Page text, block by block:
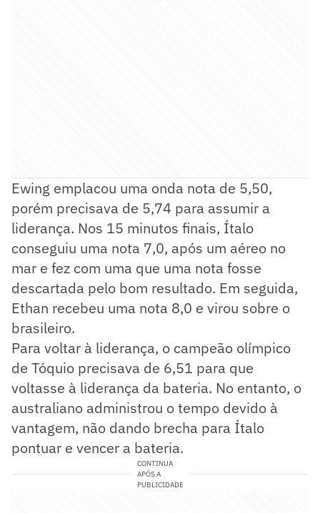
Ewing emplacou uma onda nota de 5,50,
porém precisava de 5,74 para assumir a
liderança. Nos 15 minutos finais, Ítalo
conseguiu uma nota 7,0, após um aéreo no
mar e fez com uma que uma nota fosse
descartada pelo bom resultado. Em seguida,
Ethan recebeu uma nota 8,0 e virou sobre o
brasileiro.
Para voltar à liderança, o campeão olímpico
de Tóquio precisava de 6,51 para que
voltasse à liderança da bateria. No entanto, o
australiano administrou o tempo devido à
vantagem, não dando brecha para Ítalo
pontuar e vencer a bateria.
CONTINUA
APÓS A
PUBLICIDADE